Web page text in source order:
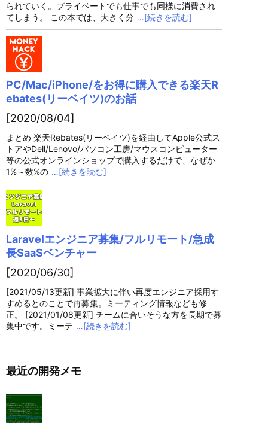
られていく。プライベートでも仕事でも同様に消費され
てしまう。 この本では、大きく分 …[続きを読む]
PC/Mac/iPhone/をお得に購入できる楽天R
ebates(リーベイツ)のお話
[2020/08/04]
まとめ 楽天Rebates(リーベイツ)を経由してApple公式ス
トアやDell/Lenovo/パソコン工房/マウスコンピューター
等の公式オンラインショップで購入するだけで、なぜか
1%～数%の …[続きを読む]
Laravelエンジニア募集/フルリモート/急成
長SaaSベンチャー
[2020/06/30]
[2021/05/13更新] 事業拡大に伴い再度エンジニア採用す
すめるとのことで再募集。ミーティング情報なども修
正。 [2021/01/08更新] チームに合いそうな方を長期で募
集中です。ミーテ …[続きを読む]
最近の開発メモ